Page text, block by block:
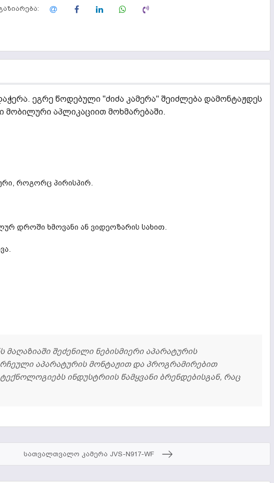
ეგრე წოდებული "ძიძა კამერა" შეიძლება დამონტაჟდეს
მობილური აპლიკაციით მოხმარებაში.
როგორც პირისპირ.
დროში ხმოვანი ან ვიდეოზარის სახით.
შეძენილი ნებისმიერი აპარატურის
აპარატურის მონტაჟით და პროგრამირებით
ინდუსტრიის წამყვანი ბრენდებისგან, რაც
სათვალთვალო კამერა JVS-N917-WF